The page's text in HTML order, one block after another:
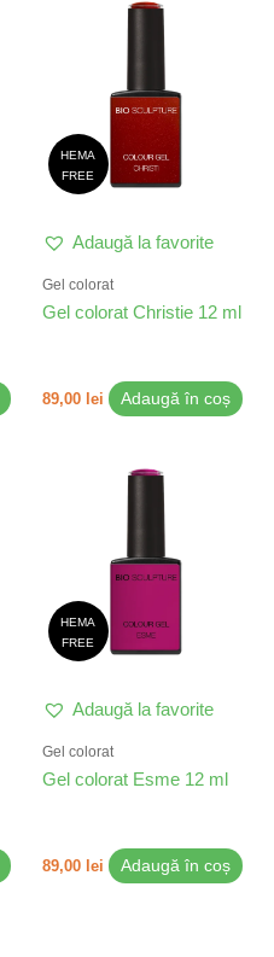
HEMA
FREE
Adaugă la favorite
Gel colorat
Gel colorat Christie 12 ml
89,00 lei Adaugă în coș
HEMA
FREE
Adaugă la favorite
Gel colorat
Gel colorat Esme 12 ml
89,00 lei Adaugă în coș